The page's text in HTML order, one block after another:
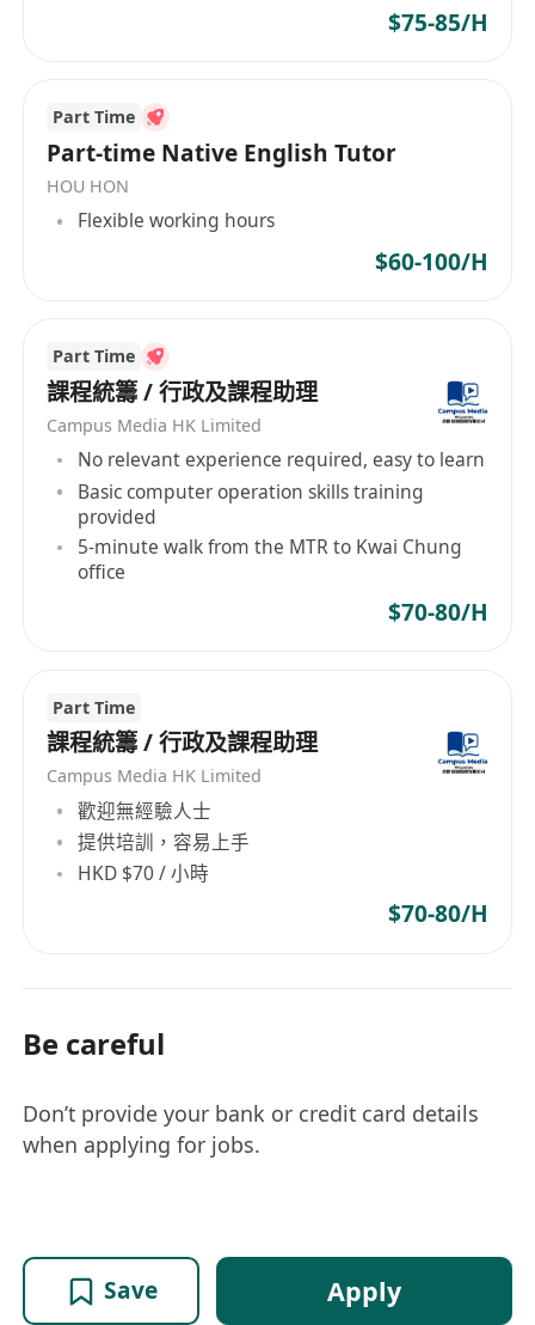
$75-85/H
Part Time
Part-time Native English Tutor
HOU HON
Flexible working hours
$60-100/H
Part Time
課程統籌 / 行政及課程助理
Campus Media HK Limited
No relevant experience required, easy to learn
Basic computer operation skills training
provided
5-minute walk from the MTR to Kwai Chung
office
$70-80/H
Part Time
課程統籌 / 行政及課程助理
Campus Media HK Limited
歡迎無經驗人士
提供培訓，容易上手
HKD $70 / 小時
$70-80/H
Be careful
Don’t provide your bank or credit card details
when applying for jobs.
Save Apply